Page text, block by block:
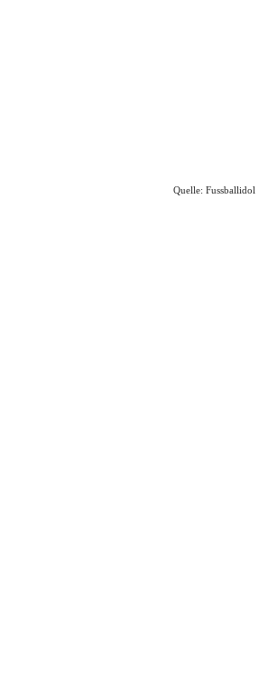
Quelle: Fussballidol